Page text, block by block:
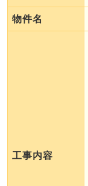
物件名
工事内容